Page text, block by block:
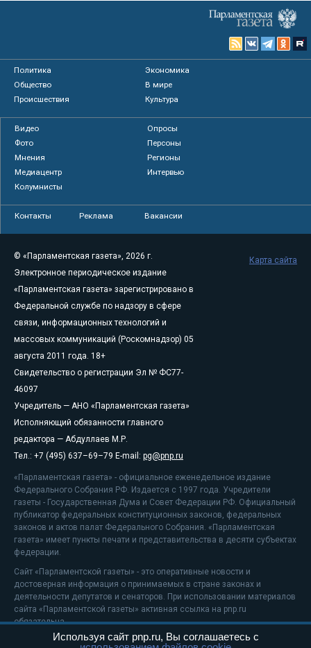
Политика
Экономика
Общество
В мире
Происшествия
Культура
Видео
Опросы
Фото
Персоны
Мнения
Регионы
Медиацентр
Интервью
Колумнисты
Контакты Реклама Вакансии
© «Парламентская газета», 2026 г.
Электронное периодическое издание
«Парламентская газета» зарегистрировано в
Федеральной службе по надзору в сфере
связи, информационных технологий и
массовых коммуникаций (Роскомнадзор) 05
августа 2011 года. 18+
Свидетельство о регистрации Эл № ФС77-
46097
Учредитель — АНО «Парламентская газета»
Исполняющий обязанности главного
редактора — Абдуллаев М.Р.
Тел.: +7 (495) 637–69–79 E-mail: pg@pnp.ru
«Парламентская газета» - официальное еженедельное издание
Федерального Собрания РФ. Издается с 1997 года. Учредители
газеты - Государственная Дума и Совет Федерации РФ. Официальный
публикатор федеральных конституционных законов, федеральных
законов и актов палат Федерального Собрания. «Парламентская
газета» имеет пункты печати и представительства в десяти субъектах
федерации.
Сайт «Парламентской газеты» - это оперативные новости и
достоверная информация о принимаемых в стране законах и
деятельности депутатов и сенаторов. При использовании материалов
сайта «Парламентской газеты» активная ссылка на pnp.ru
обязательна.
На информационном ресурсе применяютсярекомендательные
Карта сайта
Используя сайт pnp.ru, Вы соглашаетесь с